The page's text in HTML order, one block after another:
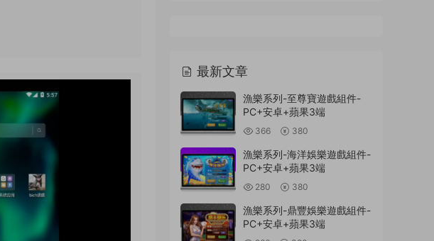
最新文章
漁樂系列-至尊寶遊戲組件-
PC+安卓+蘋果3端
366 380
漁樂系列-海洋娛樂遊戲組件-
PC+安卓+蘋果3端
280 380
漁樂系列-鼎豐娛樂遊戲組件-
PC+安卓+蘋果3端